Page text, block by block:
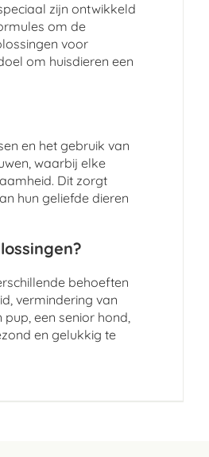
zijn ontwikkeld
om de
voor
om huisdieren een
en het gebruik van
waarbij elke
Dit zorgt
hun geliefde dieren
behoeften
vermindering van
een senior hond,
en gelukkig te